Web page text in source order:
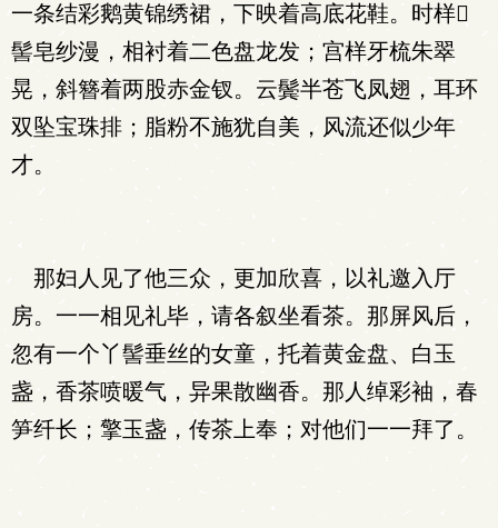
一条结彩鹅黄锦绣裙，下映着高底花鞋。时样
髻皂纱漫，相衬着二色盘龙发；宫样牙梳朱翠
晃，斜簪着两股赤金钗。云鬓半苍飞凤翅，耳环
双坠宝珠排；脂粉不施犹自美，风流还似少年
才。
那妇人见了他三众，更加欣喜，以礼邀入厅
房。一一相见礼毕，请各叙坐看茶。那屏风后，
忽有一个丫髻垂丝的女童，托着黄金盘、白玉
盏，香茶喷暖气，异果散幽香。那人绰彩袖，春
笋纤长；擎玉盏，传茶上奉；对他们一一拜了。